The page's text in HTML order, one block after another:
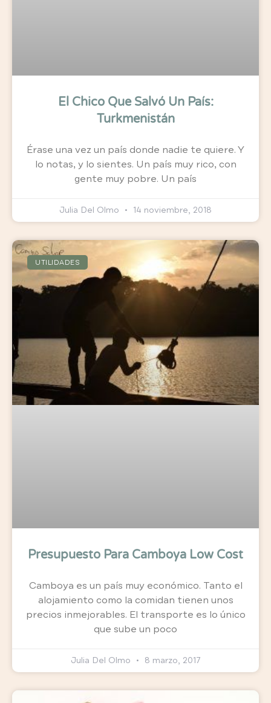
El Chico Que Salvó Un País:
Turkmenistán
Érase una vez un país donde nadie te quiere. Y
lo notas, y lo sientes. Un país muy rico, con
gente muy pobre. Un país
Julia Del Olmo 14 noviembre, 2018
UTILIDADES
Presupuesto Para Camboya Low Cost
Camboya es un país muy económico. Tanto el
alojamiento como la comidan tienen unos
precios inmejorables. El transporte es lo único
que sube un poco
Julia Del Olmo 8 marzo, 2017